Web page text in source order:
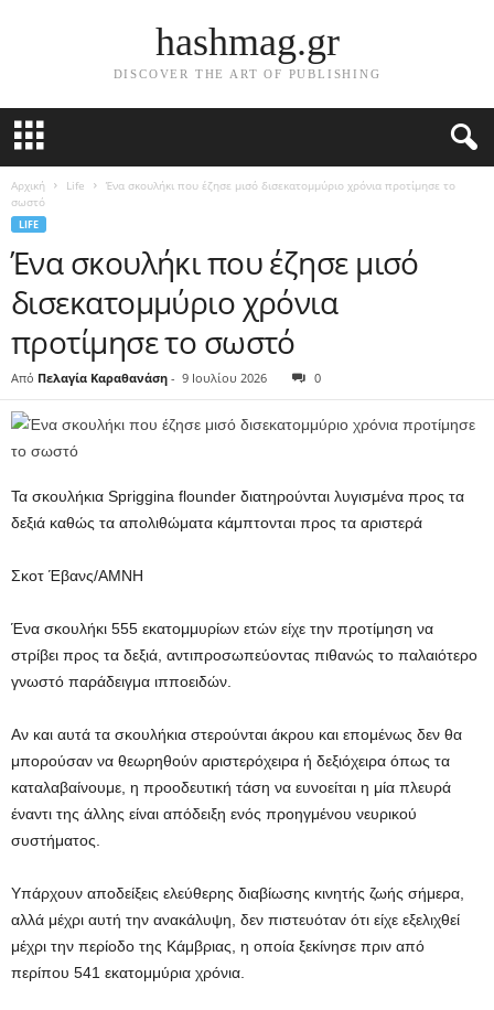
hashmag.gr
DISCOVER THE ART OF PUBLISHING
Αρχική Life
Ένα σκουλήκι που έζησε μισό δισεκατομμύριο χρόνια προτίμησε το
σωστό
LIFE
Ένα σκουλήκι που έζησε μισό
δισεκατομμύριο χρόνια
προτίμησε το σωστό
Από Πελαγία Καραθανάση - 9 Ιουλίου 2026 0
Τα σκουλήκια Spriggina flounder διατηρούνται λυγισμένα προς τα
δεξιά καθώς τα απολιθώματα κάμπτονται προς τα αριστερά
Σκοτ Έβανς/AMNH
Ένα σκουλήκι 555 εκατομμυρίων ετών είχε την προτίμηση να
στρίβει προς τα δεξιά, αντιπροσωπεύοντας πιθανώς το παλαιότερο
γνωστό παράδειγμα ιπποειδών.
Αν και αυτά τα σκουλήκια στερούνται άκρου και επομένως δεν θα
μπορούσαν να θεωρηθούν αριστερόχειρα ή δεξιόχειρα όπως τα
καταλαβαίνουμε, η προοδευτική τάση να ευνοείται η μία πλευρά
έναντι της άλλης είναι απόδειξη ενός προηγμένου νευρικού
συστήματος.
Υπάρχουν αποδείξεις ελεύθερης διαβίωσης κινητής ζωής σήμερα,
αλλά μέχρι αυτή την ανακάλυψη, δεν πιστευόταν ότι είχε εξελιχθεί
μέχρι την περίοδο της Κάμβριας, η οποία ξεκίνησε πριν από
περίπου 541 εκατομμύρια χρόνια.